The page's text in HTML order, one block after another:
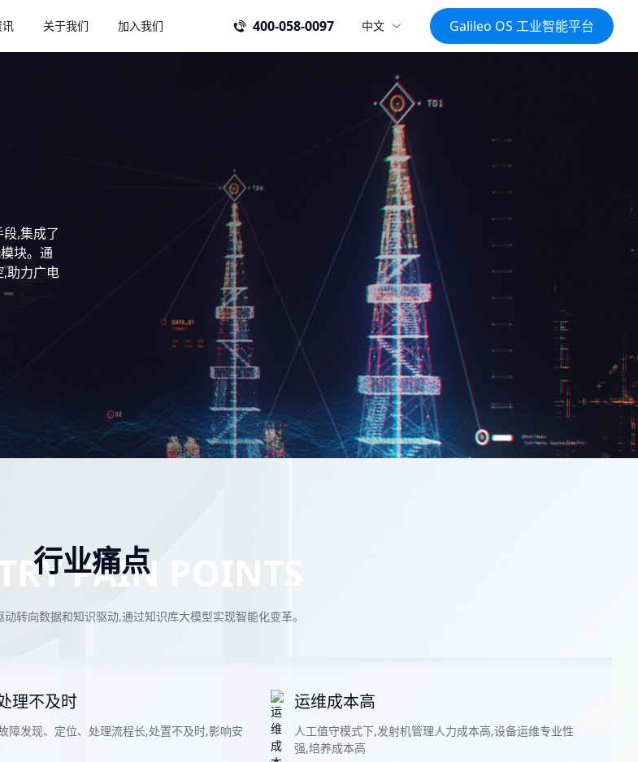
全流程智能管控
化工解决方案
降本优化 数字赋能
铝业解决方案
信息化优化 转型加速
节能环保解决方案
节能减排 超低排放
工业大模型解决方案
知识赋能 提效升级
数字化矿山解决方案
透明高效 安全领航
智慧再生资源解决方
锂辉石回转窑APC解
智能销售系统 质量管理系统
原材料管理系统
工业协同办公系统
BI商业智能
边坡监测系统 企业知识库大模型
工业级AI视觉盒子
项目方案 >
关于我们 加入我们 400-058-0097 中文 Galileo OS 工业智能平台
,集成了
块。通
助力广电
行业痛点
PAIN POINTS
转向数据和知识驱动,通过知识库大模型实现智能化变革。
理不及时
障发现、定位、处理流程长,处置不及时,影响安
运维成本高
人工值守模式下,发射机管理人力成本高,设备运维专业性
强,培养成本高